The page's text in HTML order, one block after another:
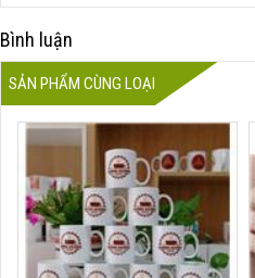
Bình luận
SẢN PHẨM CÙNG LOẠI